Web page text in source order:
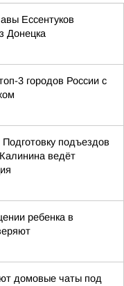
Ессентуков
Донецка
3 городов России с
подъездов
ведёт
ребенка в
домовые чаты под